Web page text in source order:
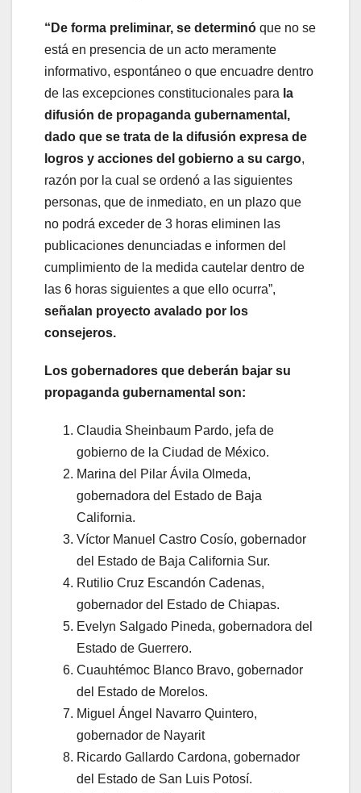
“De forma preliminar, se determinó que no se
está en presencia de un acto meramente
informativo, espontáneo o que encuadre dentro
de las excepciones constitucionales para la
difusión de propaganda gubernamental,
dado que se trata de la difusión expresa de
logros y acciones del gobierno a su cargo,
razón por la cual se ordenó a las siguientes
personas, que de inmediato, en un plazo que
no podrá exceder de 3 horas eliminen las
publicaciones denunciadas e informen del
cumplimiento de la medida cautelar dentro de
las 6 horas siguientes a que ello ocurra”,
señalan proyecto avalado por los
consejeros.
Los gobernadores que deberán bajar su
propaganda gubernamental son:
Claudia Sheinbaum Pardo, jefa de
gobierno de la Ciudad de México.
Marina del Pilar Ávila Olmeda,
gobernadora del Estado de Baja
California.
Víctor Manuel Castro Cosío, gobernador
del Estado de Baja California Sur.
Rutilio Cruz Escandón Cadenas,
gobernador del Estado de Chiapas.
Evelyn Salgado Pineda, gobernadora del
Estado de Guerrero.
Cuauhtémoc Blanco Bravo, gobernador
del Estado de Morelos.
Miguel Ángel Navarro Quintero,
gobernador de Nayarit
Ricardo Gallardo Cardona, gobernador
del Estado de San Luis Potosí.